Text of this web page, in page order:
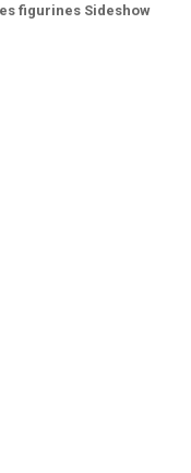
figurines Sideshow